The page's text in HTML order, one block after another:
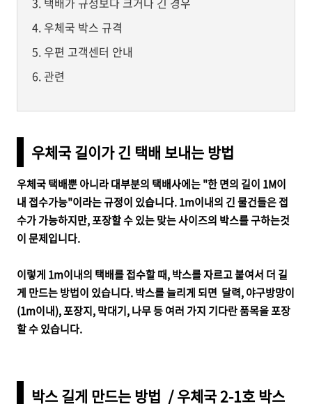
우체국 박스 규격
우편 고객센터 안내
관련
우체국 길이가 긴 택배 보내는 방법
우체국 택배뿐 아니라 대부분의 택배사에는 "한 면의 길이 1M이
내 접수가능"이라는 규정이 있습니다. 1m이내의 긴 물건들은 접
수가 가능하지만, 포장할 수 있는 맞는 사이즈의 박스를 구하는것
이 문제입니다.
이렇게 1m이내의 택배를 접수할 때, 박스를 자르고 붙여서 더 길
게 만드는 방법이 있습니다. 박스를 늘리게 되면 달력, 야구방망이
(1m이내), 포장지, 막대기, 나무 등 여러 가지 기다란 품목을 포장
할 수 있습니다.
박스 길게 만드는 방법 / 우체국 2-1호 박스